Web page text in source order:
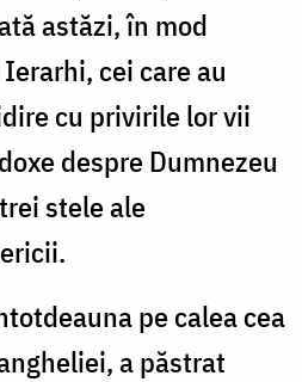
astăzi, în mod
cei care au
cu privirile lor vii
despre Dumnezeu
stele ale
pe calea cea
a păstrat